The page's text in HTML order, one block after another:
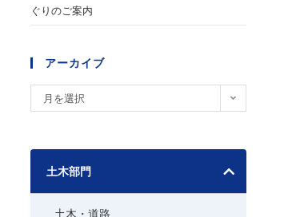
ぐりのご案内
アーカイブ
ー
イ
月を選択
土木部門
土木・道路